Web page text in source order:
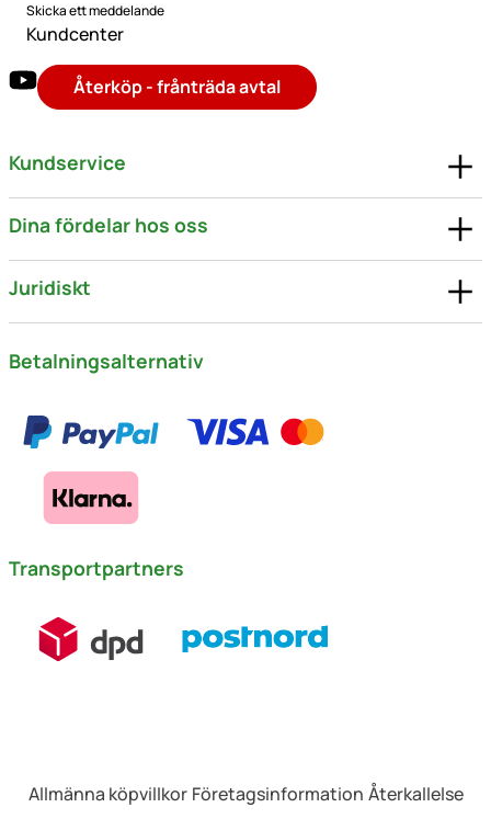
Skicka ett meddelande
Kundcenter
Återköp - frånträda avtal
Kundservice
Dina fördelar hos oss
Juridiskt
Betalningsalternativ
Transportpartners
Allmänna köpvillkor Företagsinformation Återkallelse